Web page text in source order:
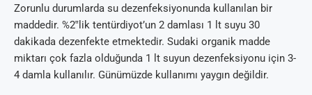
Zorunlu durumlarda su dezenfeksiyonunda kullanılan bir
maddedir. %2‟lik tentürdiyot’un 2 damlası 1 lt suyu 30
dakikada dezenfekte etmektedir. Sudaki organik madde
miktarı çok fazla olduğunda 1 lt suyun dezenfeksiyonu için 3-
4 damla kullanılır. Günümüzde kullanımı yaygın değildir.